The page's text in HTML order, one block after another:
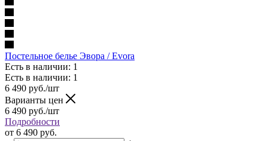
Постельное белье Эвора / Evora
Есть в наличии: 1
Есть в наличии: 1
6 490 руб./шт
Варианты цен
6 490 руб./шт
Подробности
от 6 490 руб.